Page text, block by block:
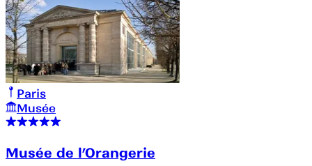
Paris
Musée
Musée de l’Orangerie